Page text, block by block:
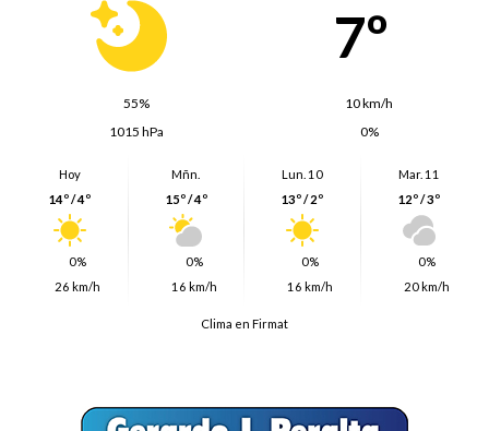
7º
55%
10 km/h
1015 hPa
0%
Hoy
14º / 4º
0%
26 km/h
Mñn.
15º / 4º
0%
16 km/h
Lun. 10
13º / 2º
0%
16 km/h
Mar. 11
12º / 3º
0%
20 km/h
Clima en Firmat